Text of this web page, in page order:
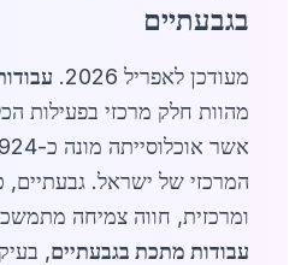
בגבעתיים
מעודכן לאפריל 2026.
מהוות חלק מרכזי בפעילות
המרכזי של ישראל. גבעתיים,
ומרכזית, חווה צמיחה
עבודות מתכת בגבעתיים,